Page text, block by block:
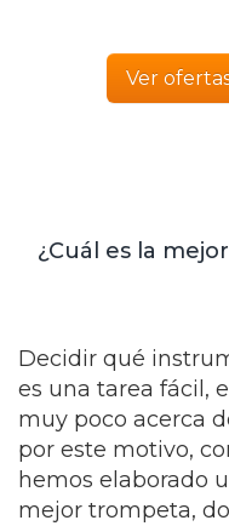
Ver
¿Cuál es la
Decidir qué
es una tarea fácil,
muy poco acerca
por este motivo,
hemos elaborado
mejor trompeta,